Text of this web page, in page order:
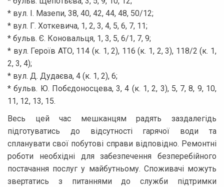
* вул. І. Мазепи, 38, 40, 42, 44, 48, 50/12;
* вул. Г. Хоткевича, 1, 2, 3, 4, 5, 6, 7, 11;
* бульв. Є. Коновальця, 1, 3, 5, 6/1, 7, 9;
* вул. Героїв АТО, 114 (к. 1, 2), 116 (к. 1, 2, 3), 118/2 (к. 1,
2, 3, 4);
* вул. Д. Дудаєва, 4 (к. 1, 2), 6;
* бульв. Ю. Побєдоносцева, 3, 4 (к. 1, 2, 3), 5, 7, 8, 9, 10,
11, 12, 13, 15.
Весь цей час мешканцям радять заздалегідь
підготуватись до відсутності гарячої води та
спланувати свої побутові справи відповідно. Ремонтні
роботи необхідні для забезпечення безперебійного
постачання послуг у майбутньому. Споживачі можуть
звертатись з питаннями до служби підтримки